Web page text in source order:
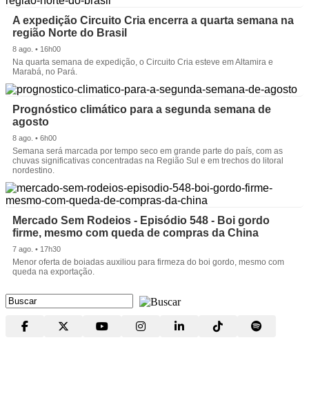
A expedição Circuito Cria encerra a quarta semana na
região Norte do Brasil
8 ago. • 16h00
Na quarta semana de expedição, o Circuito Cria esteve em Altamira e
Marabá, no Pará.
Prognóstico climático para a segunda semana de
agosto
8 ago. • 6h00
Semana será marcada por tempo seco em grande parte do país, com as
chuvas significativas concentradas na Região Sul e em trechos do litoral
nordestino.
Mercado Sem Rodeios - Episódio 548 - Boi gordo
firme, mesmo com queda de compras da China
7 ago. • 17h30
Menor oferta de boiadas auxiliou para firmeza do boi gordo, mesmo com
queda na exportação.